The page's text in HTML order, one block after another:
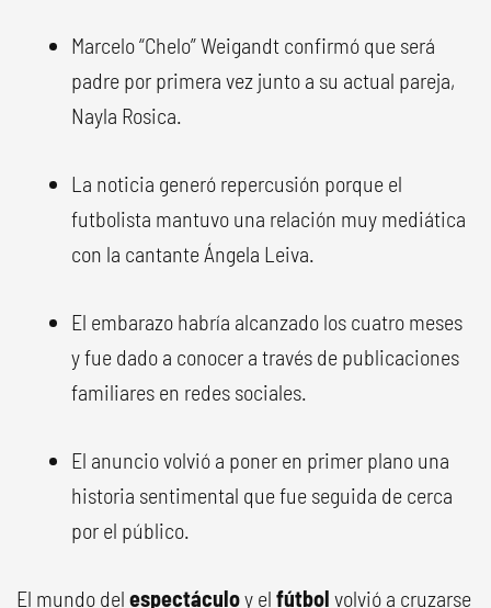
Marcelo “Chelo” Weigandt confirmó que será
padre por primera vez junto a su actual pareja,
Nayla Rosica.
La noticia generó repercusión porque el
futbolista mantuvo una relación muy mediática
con la cantante Ángela Leiva.
El embarazo habría alcanzado los cuatro meses
y fue dado a conocer a través de publicaciones
familiares en redes sociales.
El anuncio volvió a poner en primer plano una
historia sentimental que fue seguida de cerca
por el público.
El mundo del espectáculoy el fútbol volvió a cruzarse